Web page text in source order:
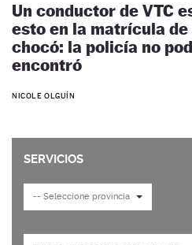
Un conductor de VTC
esto en la matrícula de
chocó: la policía no
encontró
NICOLE OLGUÍN